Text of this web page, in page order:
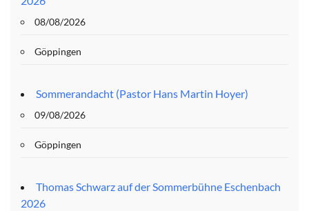
08/08/2026
Göppingen
Sommerandacht (Pastor Hans Martin Hoyer)
09/08/2026
Göppingen
Thomas Schwarz auf der Sommerbühne Eschenbach
2026